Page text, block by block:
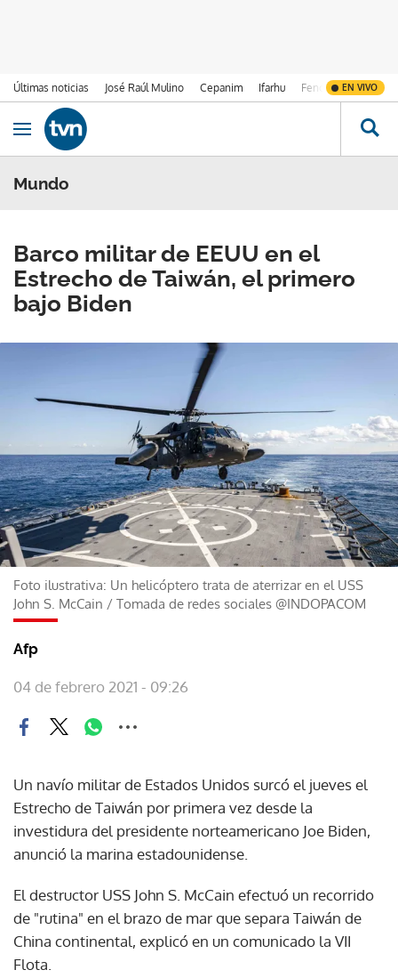
Últimas noticias José Raúl Mulino Cepanim Ifarhu Fenómeno de El
EN VIVO
Ir al contenido
Obrir navegació
Mundo
Barco militar de EEUU en el
Estrecho de Taiwán, el primero
bajo Biden
Foto ilustrativa: Un helicóptero trata de aterrizar en el USS
John S. McCain / Tomada de redes sociales @INDOPACOM
Afp
04 de febrero 2021 - 09:26
Un navío militar de Estados Unidos surcó el jueves el
Estrecho de Taiwán por primera vez desde la
investidura del presidente norteamericano Joe Biden,
anunció la marina estadounidense.
El destructor USS John S. McCain efectuó un recorrido
de "rutina" en el brazo de mar que separa Taiwán de
China continental, explicó en un comunicado la VII
Flota.